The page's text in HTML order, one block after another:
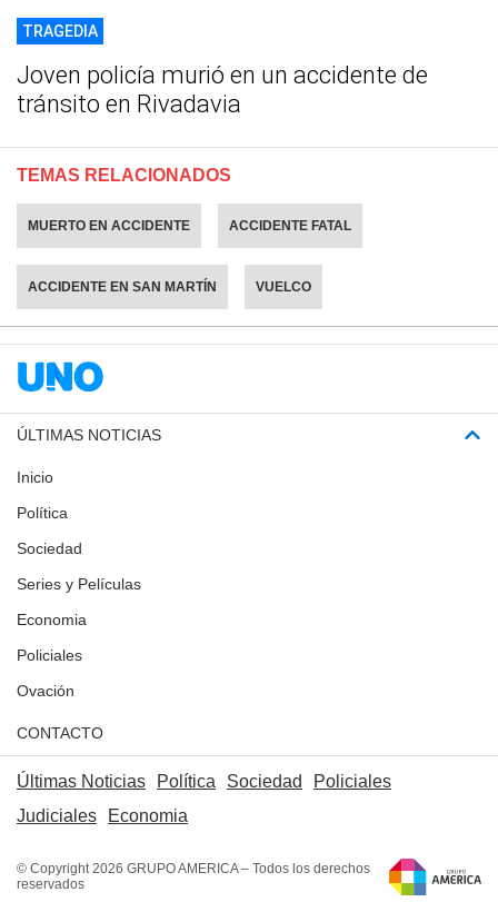
TRAGEDIA
Joven policía murió en un accidente de
tránsito en Rivadavia
TEMAS RELACIONADOS
MUERTO EN ACCIDENTE ACCIDENTE FATAL
ACCIDENTE EN SAN MARTÍN VUELCO
ÚLTIMAS NOTICIAS
Inicio
Política
Sociedad
Series y Películas
Economia
Policiales
Ovación
CONTACTO
Últimas Noticias Política Sociedad
Policiales
Judiciales
Economia
© Copyright 2026 GRUPO AMERICA – Todos los derechos
reservados